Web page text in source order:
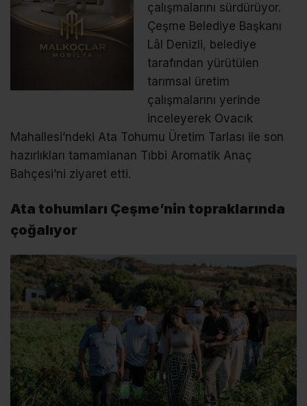
çalışmalarını sürdürüyor.
Çeşme Belediye Başkanı
Lâl Denizli, belediye
tarafından yürütülen
tarımsal üretim
çalışmalarını yerinde
inceleyerek Ovacık
Mahallesi’ndeki Ata Tohumu Üretim Tarlası ile son
hazırlıkları tamamlanan Tıbbi Aromatik Anaç
Bahçesi’ni ziyaret etti.
Ata tohumları Çeşme’nin topraklarında
çoğalıyor